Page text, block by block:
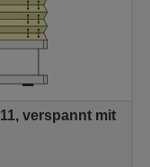
verspannt mit